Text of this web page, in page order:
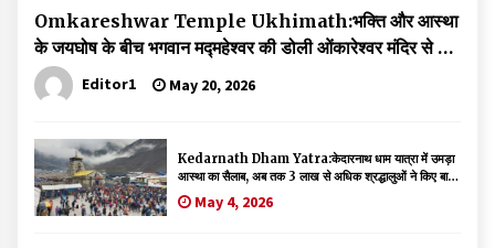
Omkareshwar Temple Ukhimath:भक्ति और आस्था
के जयघोष के बीच भगवान मद्महेश्वर की डोली ओंकारेश्वर मंदिर से हुई
रवाना, डोली यात्रा को लेकर श्रद्धालुओं में उत्साह
Editor1 May 20, 2026
Kedarnath Dham Yatra:केदारनाथ धाम यात्रा में उमड़ा
आस्था का सैलाब, अब तक 3 लाख से अधिक श्रद्धालुओं ने किए बाबा
के दर्शनMay 4, 2026